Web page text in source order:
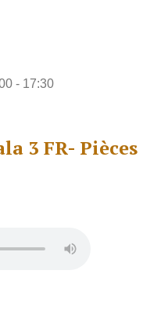
- 17:30
3 FR- Pièces